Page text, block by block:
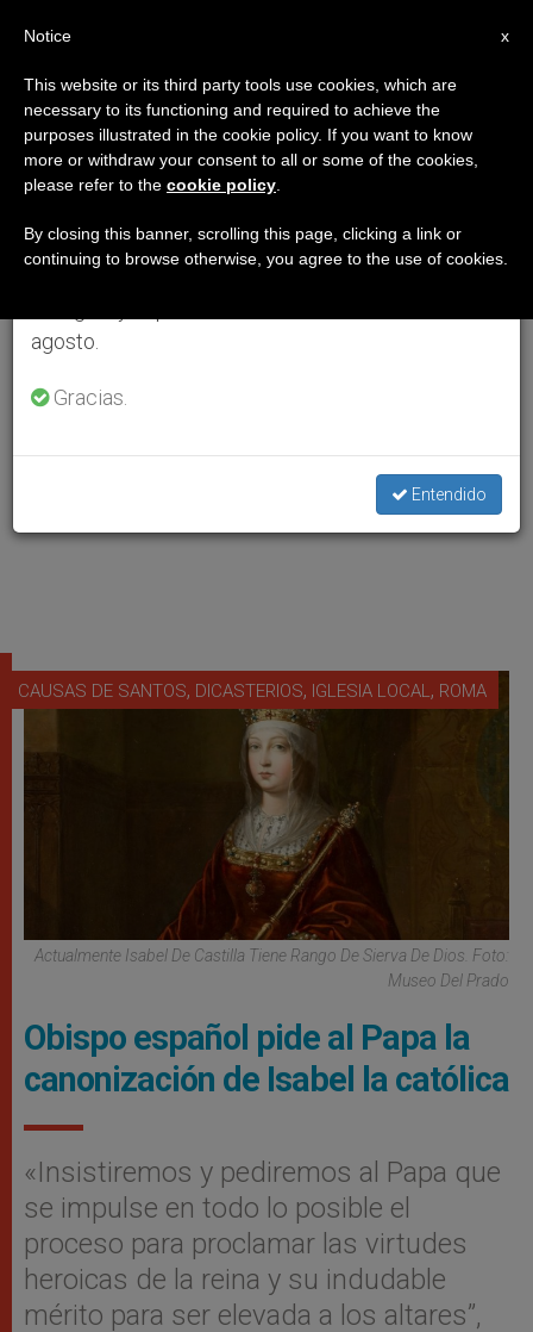
CAUSAS DE SANTOS, DICASTERIOS, IGLESIA LOCAL, ROMA
Actualmente Isabel De Castilla Tiene Rango De Sierva De Dios. Foto:
Museo Del Prado
Obispo español pide al Papa la
canonización de Isabel la católica
«Insistiremos y pediremos al Papa que
se impulse en todo lo posible el
proceso para proclamar las virtudes
heroicas de la reina y su indudable
mérito para ser elevada a los altares”,
×
Aviso importante
Del 27 de julio al 7 de agosto haremos la pausa
anual, aprovechando que en el periodo de verano
se generan menos informaciones y también el
agosto.
Gracias.
Entendido
x
Notice
This website or its third party tools use cookies, which are
necessary to its functioning and required to achieve the
purposes illustrated in the cookie policy. If you want to know
more or withdraw your consent to all or some of the cookies,
please refer to the cookie policy
By closing this banner, scrolling this page, clicking a link or
continuing to browse otherwise, you agree to the use of cookies.